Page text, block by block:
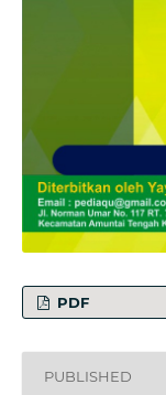
PDF
PUBLISHED